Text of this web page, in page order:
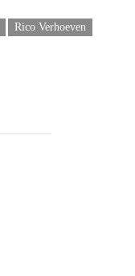
Rico Verhoeven